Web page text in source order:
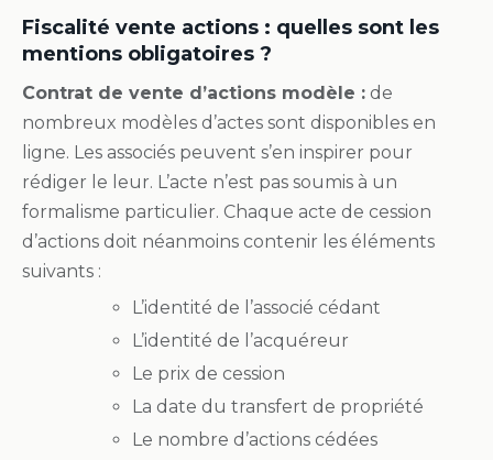
Fiscalité vente actions : quelles sont les
mentions obligatoires ?
Contrat de vente d’actions modèle : de
nombreux modèles d’actes sont disponibles en
ligne. Les associés peuvent s’en inspirer pour
rédiger le leur. L’acte n’est pas soumis à un
formalisme particulier. Chaque acte de cession
d’actions doit néanmoins contenir les éléments
suivants :
L’identité de l’associé cédant
L’identité de l’acquéreur
Le prix de cession
La date du transfert de propriété
Le nombre d’actions cédées